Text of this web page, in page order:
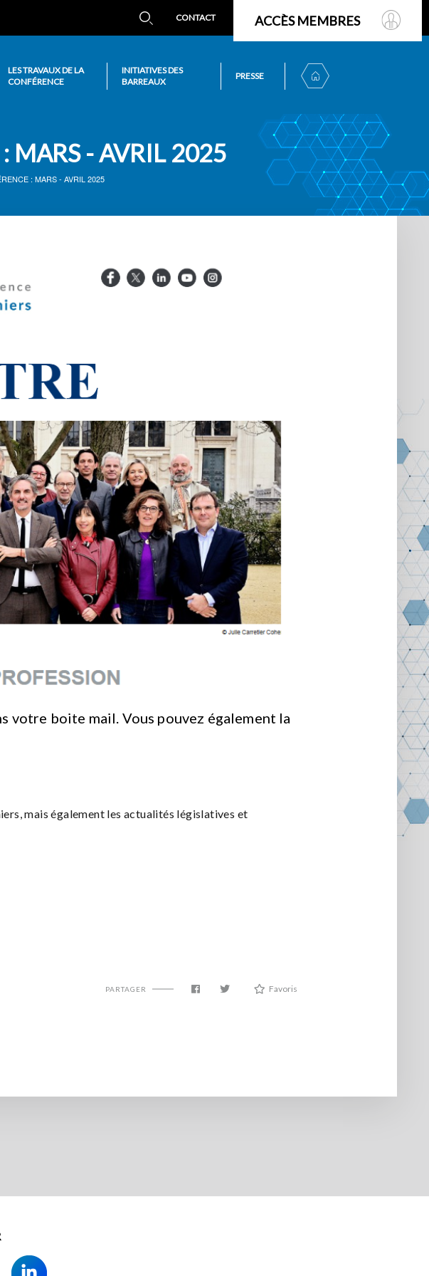
CONTACT ACCÈS MEMBRES
LES TRAVAUX DE LA
CONFÉRENCE
INITIATIVES DES
BARREAUX
PRESSE
MARS - AVRIL 2025
: MARS - AVRIL 2025
votre boite mail. Vous pouvez également la
mais également les actualités législatives et
PARTAGER Favoris